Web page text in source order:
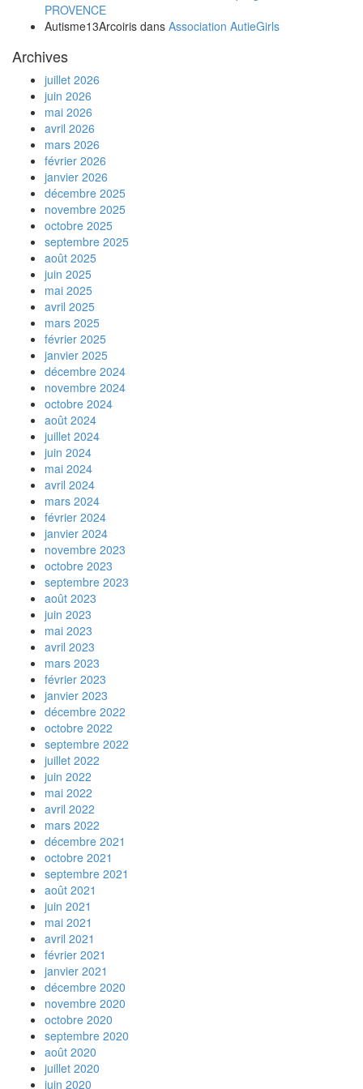
PROVENCE
Autisme13Arcoiris dans Association AutieGirls
Archives
juillet 2026
juin 2026
mai 2026
avril 2026
mars 2026
février 2026
janvier 2026
décembre 2025
novembre 2025
octobre 2025
septembre 2025
août 2025
juin 2025
mai 2025
avril 2025
mars 2025
février 2025
janvier 2025
décembre 2024
novembre 2024
octobre 2024
août 2024
juillet 2024
juin 2024
mai 2024
avril 2024
mars 2024
février 2024
janvier 2024
novembre 2023
octobre 2023
septembre 2023
août 2023
juin 2023
mai 2023
avril 2023
mars 2023
février 2023
janvier 2023
décembre 2022
octobre 2022
septembre 2022
juillet 2022
juin 2022
mai 2022
avril 2022
mars 2022
décembre 2021
octobre 2021
septembre 2021
août 2021
juin 2021
mai 2021
avril 2021
février 2021
janvier 2021
décembre 2020
novembre 2020
octobre 2020
septembre 2020
août 2020
juillet 2020
juin 2020